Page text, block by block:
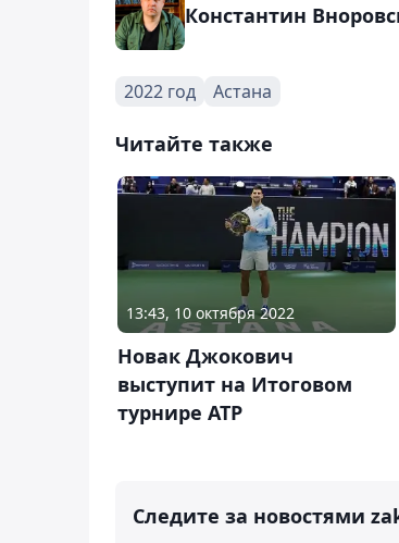
Константин
2022 год Астана
Читайте также
13:43, 10 октября 2022
Новак Джокович
выступит на Итоговом
турнире ATP
Следите за новостями